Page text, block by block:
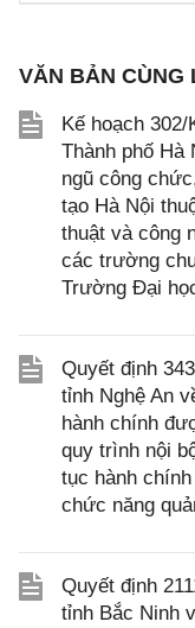
VĂN BẢN CÙNG
Kế hoạch
Thành phố Hà
ngũ công
tạo Hà Nội
thuật và công
các trường
Trường Đại
Quyết định
tỉnh Nghệ An
hành chính
quy trình nội
tục hành
chức năng
Quyết định
tỉnh Bắc Ninh